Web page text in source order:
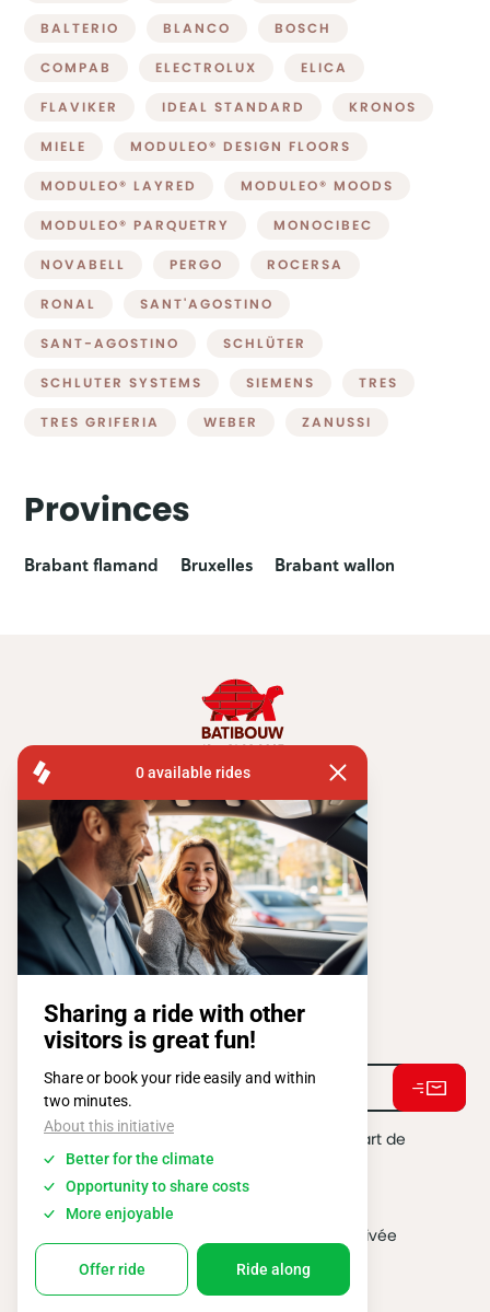
BALTERIO BLANCO BOSCH
COMPAB ELECTROLUX ELICA
FLAVIKER IDEAL STANDARD KRONOS
MIELE MODULEO® DESIGN FLOORS
MODULEO® LAYRED MODULEO® MOODS
MODULEO® PARQUETRY MONOCIBEC
NOVABELL PERGO ROCERSA
RONAL SANT'AGOSTINO
SANT-AGOSTINO SCHLÜTER
SCHLUTER SYSTEMS SIEMENS TRES
TRES GRIFERIA WEBER ZANUSSI
Provinces
Brabant flamand Bruxelles Brabant wallon
FISA OPERATIONS
SQUARE DE L'ATOMIUM, 1 BP 505
1020 BRUXELLES
Tel:+ 32 2 663 14 01
Restons connectés !
J'accepte de recevoir des e-mails de la part de
BATIBOUW.*
Vie privée
Politique Cookies